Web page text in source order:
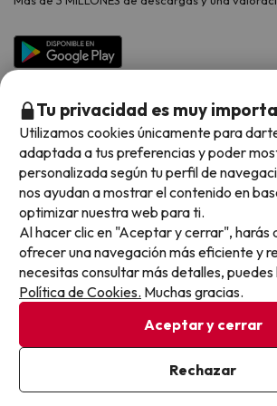
Viajes para grupos
Hoteles Salou
Chollos con Todo Incluido
Chollos en la playa
Hoteles con toboganes
Selección de la Newsletter
Los favoritos de nuestros clientes
Vacaciones en Octubre
Vacaciones en Noviembre
Preguntas frecuentes
Métodos de pago disponibles
Condiciones generales
Política de cookies
Viajes para ti S.L.U. Copyright ©
Tu privacidad es muy
Utilizamos cookies únicamente para
adaptada a tus preferencias y poder
personalizada según tu perfil de
nos ayudan a mostrar el contenido en
optimizar nuestra web para ti.
Al hacer clic en "Aceptar y cerrar", harás
ofrecer una navegación más eficiente y
necesitas consultar más detalles,
Política de Cookies. Muchas gracias.
Aceptar y cerrar
Rechazar